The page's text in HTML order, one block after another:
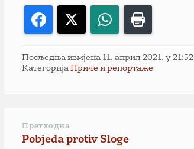
Facebook WhatsApp
Посљедња измјена 11. април 2021. у 21:52
КатегоријаПриче и репортаже
Претходна
Pobjeda protiv Sloge